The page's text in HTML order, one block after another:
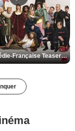
De la Comédie-Française Teaser VF